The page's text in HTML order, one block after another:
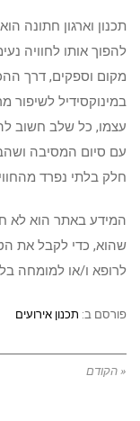
תכנון וארגון חתונה
להפוך אותו לחוויה
מקום וספקים, דרך
במינוקסידיל לשיפור
עצמו, כל שלב חשוב
עם סיום המסיבה
חלק בלתי נפרד
המידע באתר הוא לא
שהוא, כדי לקבל את
לרופא ו/או למומחה
פורסם ב: תכנון אירועים
« הקודם